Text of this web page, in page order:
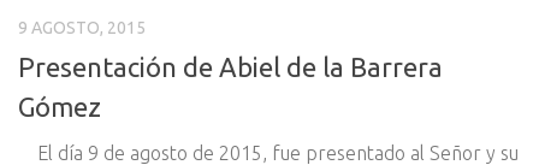
9 AGOSTO, 2015
Presentación de Abiel de la Barrera
Gómez
El día 9 de agosto de 2015, fue presentado al Señor y su